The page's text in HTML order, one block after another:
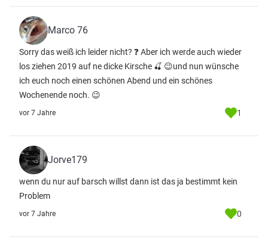
Marco 76
Sorry das weiß ich leider nicht? ❓ Aber ich werde auch wieder
los ziehen 2019 auf ne dicke Kirsche 🍒 😉und nun wünsche
ich euch noch einen schönen Abend und ein schönes
Wochenende noch. 😉
vor 7 Jahre 1
Jorve179
wenn du nur auf barsch willst dann ist das ja bestimmt kein
Problem
vor 7 Jahre 0